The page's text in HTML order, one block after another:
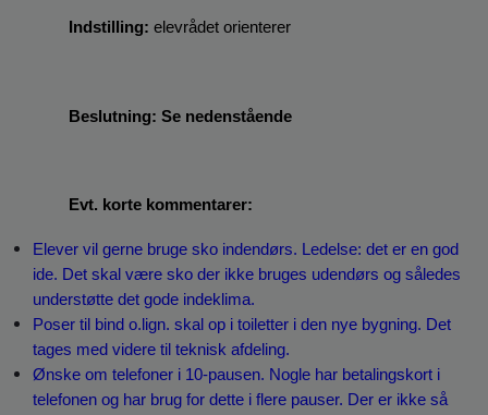
Indstilling: elevrådet orienterer
Beslutning: Se nedenstående
Evt. korte kommentarer:
Elever vil gerne bruge sko indendørs. Ledelse: det er en god
ide. Det skal være sko der ikke bruges udendørs og således
understøtte det gode indeklima.
Poser til bind o.lign. skal op i toiletter i den nye bygning. Det
tages med videre til teknisk afdeling.
Ønske om telefoner i 10-pausen. Nogle har betalingskort i
telefonen og har brug for dette i flere pauser. Der er ikke så